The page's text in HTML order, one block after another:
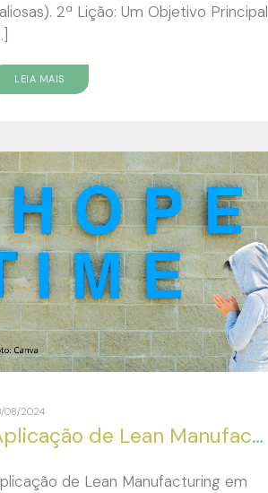
2ª Lição: Um Objetivo Principal
LEIA MAIS
08/2024
Aplicação de Lean Manufacturing em Projetos Sociais
de Lean Manufacturing em